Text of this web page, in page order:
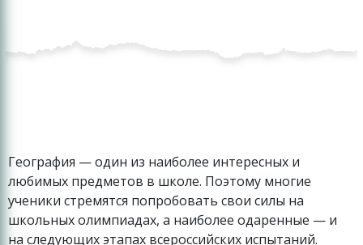
География — один из наиболее интересных и
любимых предметов в школе. Поэтому многие
ученики стремятся попробовать свои силы на
школьных олимпиадах, а наиболее одаренные — и
на следующих этапах всероссийских испытаний.